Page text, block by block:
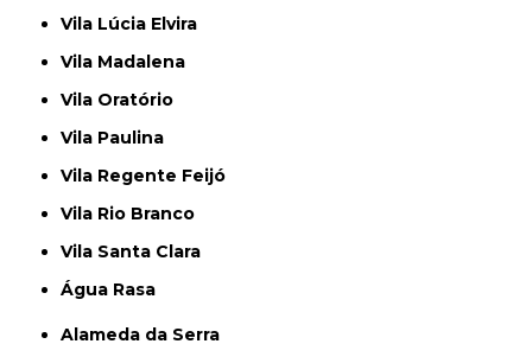
Vila Lúcia Elvira
Vila Madalena
Vila Oratório
Vila Paulina
Vila Regente Feijó
Vila Rio Branco
Vila Santa Clara
Água Rasa
Alameda da Serra